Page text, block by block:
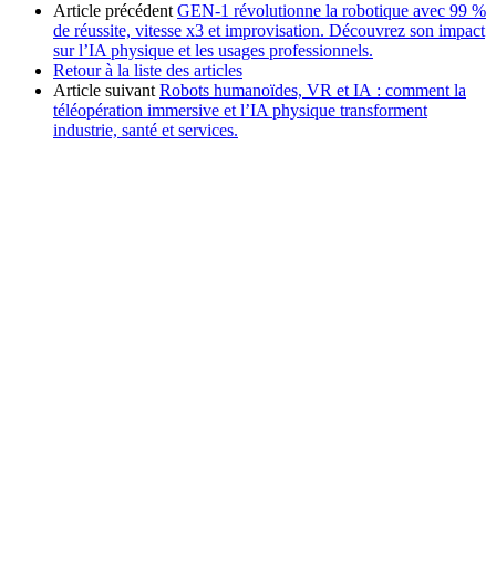
Article précédent GEN-1 révolutionne la robotique avec 99 %
de réussite, vitesse x3 et improvisation. Découvrez son impact
sur l’IA physique et les usages professionnels.
Retour à la liste des articles
Article suivant Robots humanoïdes, VR et IA : comment la
téléopération immersive et l’IA physique transforment
industrie, santé et services.